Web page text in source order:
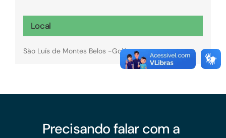
Local
São Luís de Montes Belos -Goiás.
Precisando falar com a